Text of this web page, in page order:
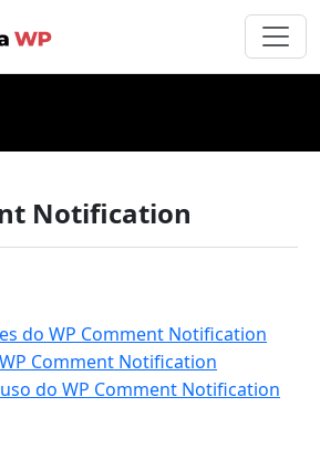
Notification
do WP Comment Notification
Comment Notification
do WP Comment Notification